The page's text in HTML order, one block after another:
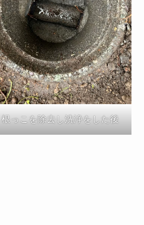
根っこを除去し洗浄をした後